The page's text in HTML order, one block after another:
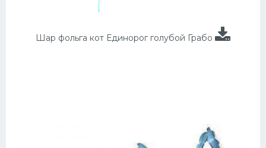
Шар фольга кот Единорог голубой Грабо